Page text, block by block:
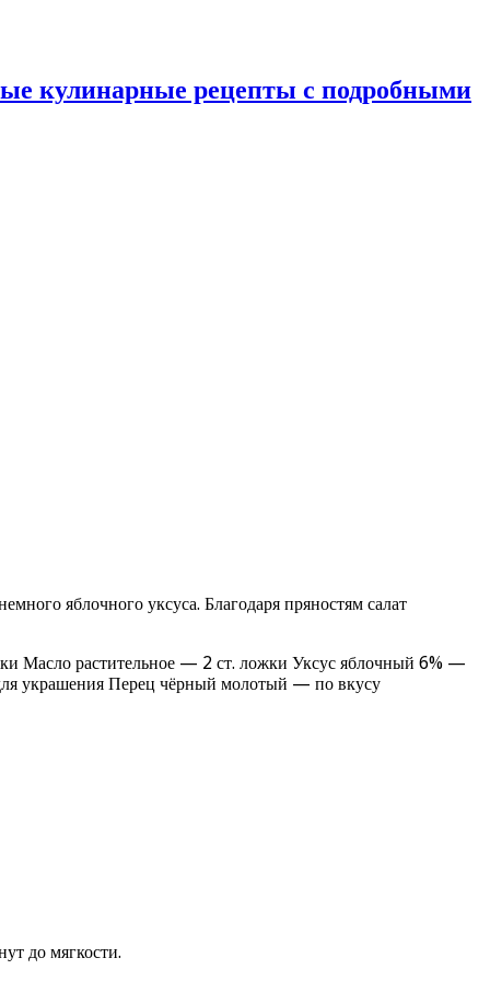
кулинарные рецепты с подробными
яблочного уксуса. Благодаря пряностям салат
Масло растительное — 2 ст. ложки Уксус яблочный 6% —
украшения Перец чёрный молотый — по вкусу
до мягкости.